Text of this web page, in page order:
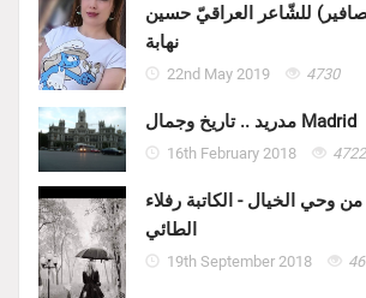
للشّاعر العراقيّ حسين
نهابة
22nd May 2019 4730
مدريد .. تاريخ وجمال Madrid
16th February 2018 4722
وحي الخيال - الكاتبة رفلاء
الطائي
19th September 2018